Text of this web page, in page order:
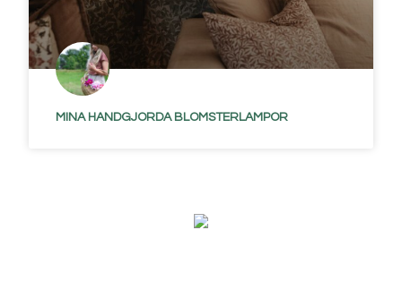
MINA HANDGJORDA BLOMSTERLAMPOR